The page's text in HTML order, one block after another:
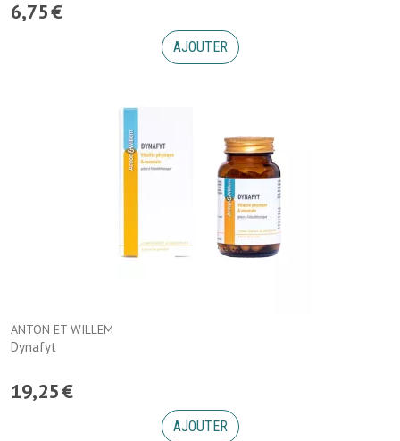
6,75€
AJOUTER
ANTON ET WILLEM
Dynafyt
19,25€
AJOUTER